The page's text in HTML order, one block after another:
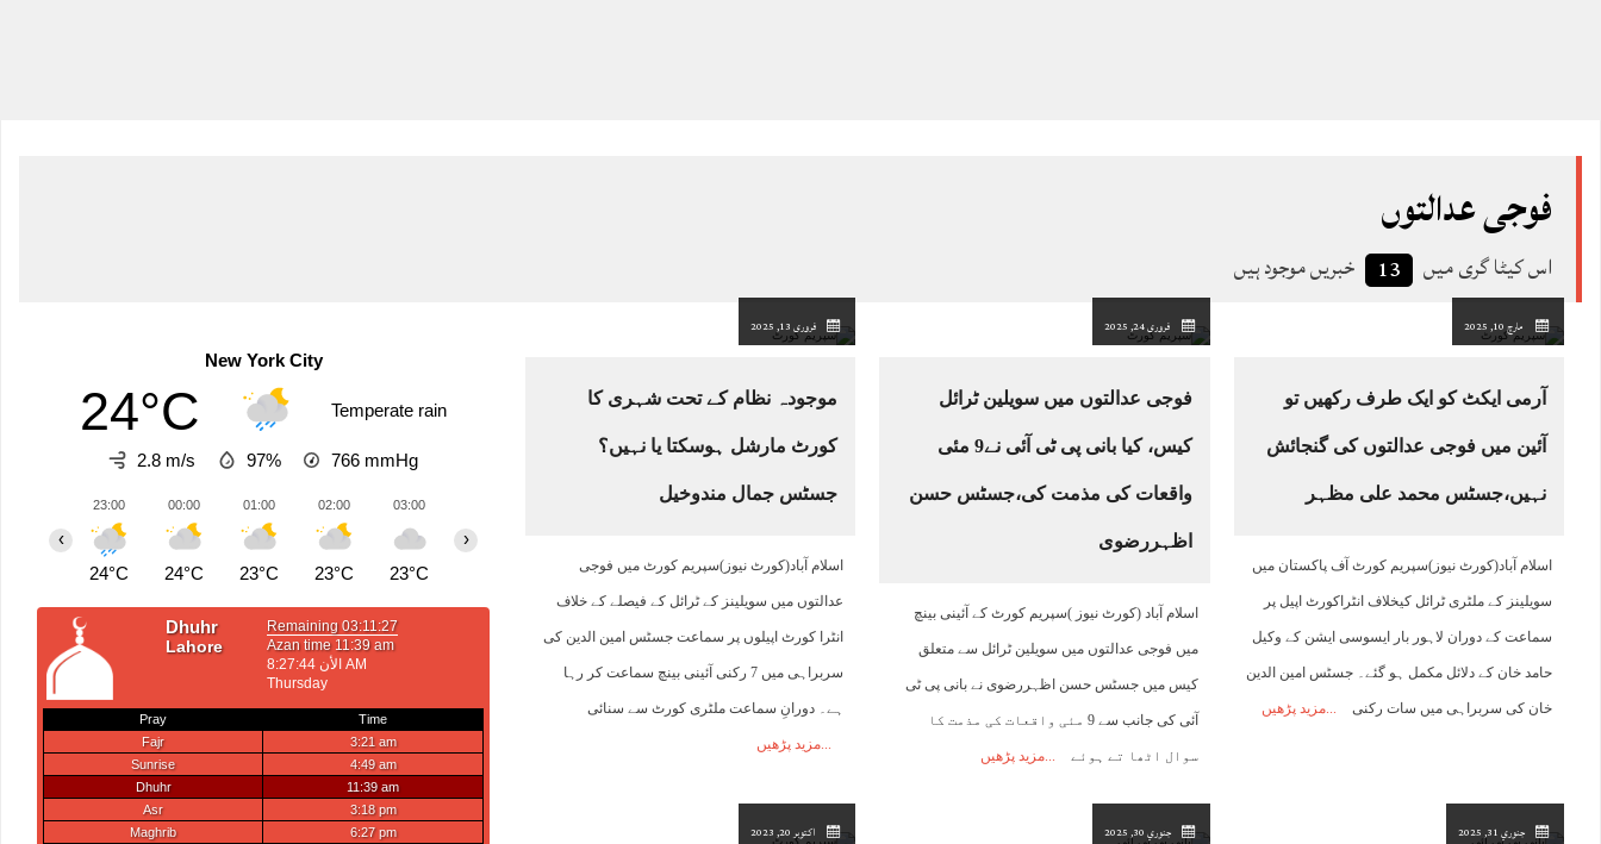
فوجی عدالتوں
اس کیٹا گری میں 13 خبریں موجود ہیں
New York City
24°C Temperate rain
2.8 m/s 97% 766 mmHg
23:00
24°C
00:00
24°C
01:00
23°C
02:00
23°C
03:00
23°C 23°C
07:00
24°C
08:00
25°C 26°C
10:00 11:00 12:00 13:00
30°C
15:00
30°C
16:00
30°C
17:00
29°C
18:00
30°C
‹ ›
مارچ 10, 2025
آرمی ایکٹ کو ایک طرف رکھیں تو
آئین میں فوجی عدالتوں کی گنجائش
نہیں،جسٹس محمد علی مظہر
اسلام آباد(کورٹ نیوز)سپریم کورٹ آف پاکستان میں
سویلینز کے ملٹری ٹرائل کیخلاف انٹراکورٹ اپیل پر
سماعت کے دوران لاہور بار ایسوسی ایشن کے وکیل
حامد خان کے دلائل مکمل ہو گئے۔ جسٹس امین الدین
خان کی سربراہی میں سات رکنی مزید پڑھیں
فروری 24, 2025
فوجی عدالتوں میں سویلین ٹرائل
کیس، کیا بانی پی ٹی آئی نے9 مئی
واقعات کی مذمت کی،جسٹس حسن
اظہررضوی
اسلام آباد (کورٹ نیوز )سپریم کورٹ کے آئینی بینچ
میں فوجی عدالتوں میں سویلین ٹرائل سے متعلق
کیس میں جسٹس حسن اظہررضوی نے بانی پی ٹی
آئی کی جانب سے 9 مئی واقعات کی مذمت کا
سوال اٹھا تے ہوئے مزید پڑھیں
فروری 13, 2025
موجودہ نظام کے تحت شہری کا
کورٹ مارشل ہوسکتا یا نہیں؟
جسٹس جمال مندوخیل
اسلام آباد(کورٹ نیوز)سپریم کورٹ میں فوجی
عدالتوں میں سویلینز کے ٹرائل کے فیصلے کے خلاف
انٹرا کورٹ اپیلوں پر سماعت جسٹس امین الدین کی
سربراہی میں 7 رکنی آئینی بینچ سماعت کر رہا
ہے۔ دورانِ سماعت ملٹری کورٹ سے سنائی
مزید پڑھیں
جنوري 31, 2025 جنوري 30, 2025 اکتوبر 20, 2023